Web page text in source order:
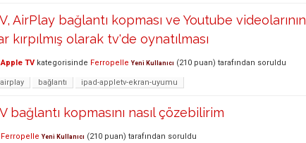
AirPlay bağlantı kopması ve Youtube videolarının
kırpılmış olarak tv'de oynatılması
Apple TV kategorisinde Ferropelle Yeni Kullanıcı (210 puan) tarafından soruldu
airplay bağlantı ipad-appletv-ekran-uyumu
bağlantı kopmasını nasıl çözebilirim
Ferropelle Yeni Kullanıcı (210 puan) tarafından soruldu